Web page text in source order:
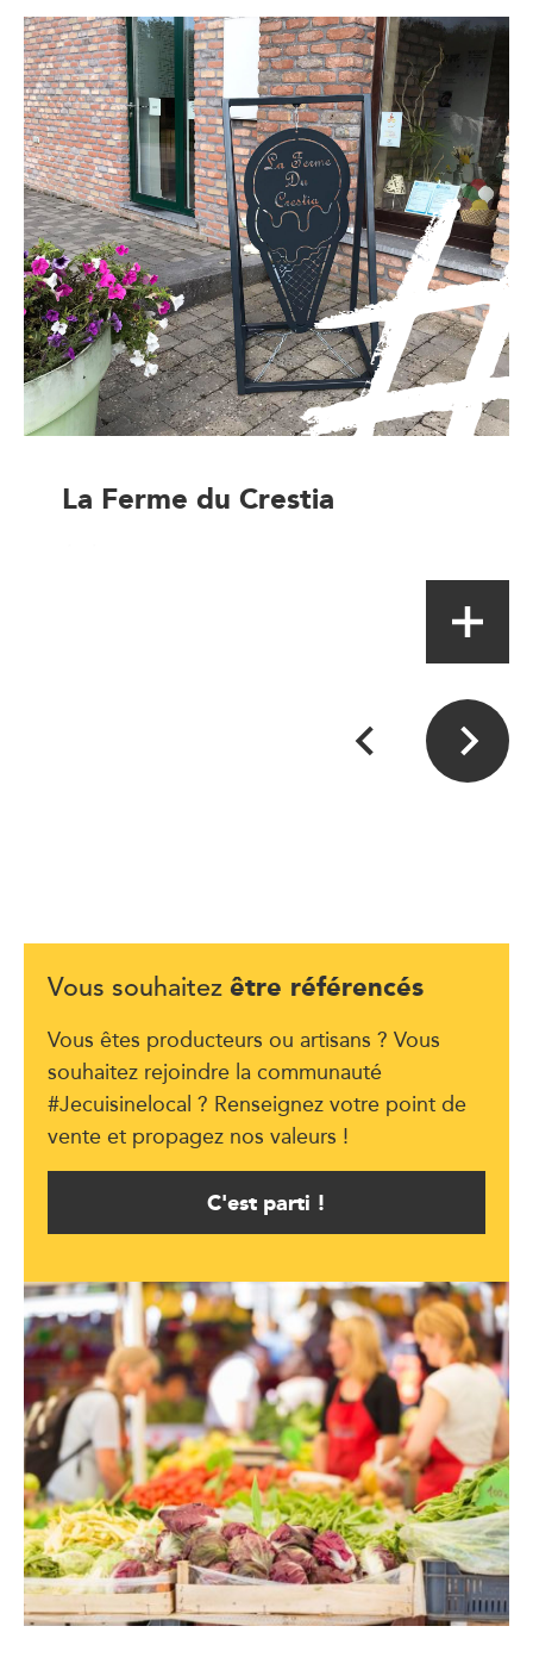
La Ferme du Crestia
Vous souhaitez être référencés
Vous êtes producteurs ou artisans ? Vous
souhaitez rejoindre la communauté
#Jecuisinelocal ? Renseignez votre point de
vente et propagez nos valeurs !
C'est parti !